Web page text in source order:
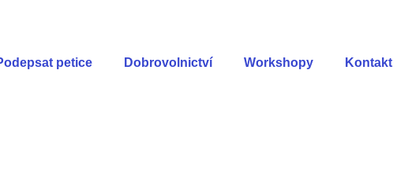
petice Dobrovolnictví Workshopy Kontakt